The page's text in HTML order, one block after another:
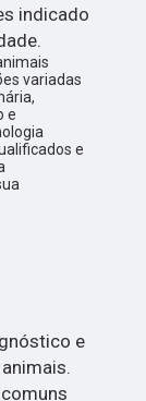
indicado
variadas
e
e
e